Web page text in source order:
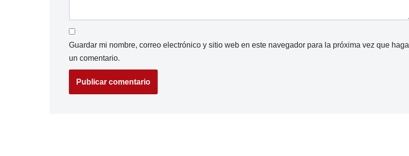
Guardar mi nombre, correo electrónico y sitio web en este navegador para la próxima vez que haga
un comentario.